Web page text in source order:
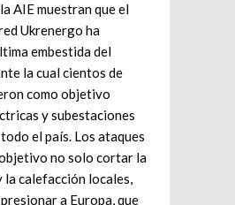
AIE muestran que el
Ukrenergo ha
embestida del
la cual cientos de
como objetivo
y subestaciones
el país. Los ataques
no solo cortar la
la calefacción locales,
a Europa, que